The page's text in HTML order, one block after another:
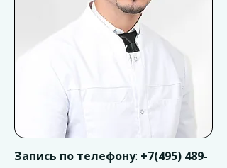
Запись по телефону: +7(495) 489-